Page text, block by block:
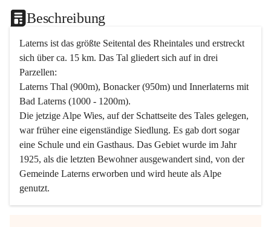
Beschreibung
Laterns ist das größte Seitental des Rheintales und erstreckt
sich über ca. 15 km. Das Tal gliedert sich auf in drei
Parzellen:
Laterns Thal (900m), Bonacker (950m) und Innerlaterns mit
Bad Laterns (1000 - 1200m).
Die jetzige Alpe Wies, auf der Schattseite des Tales gelegen,
war früher eine eigenständige Siedlung. Es gab dort sogar
eine Schule und ein Gasthaus. Das Gebiet wurde im Jahr
1925, als die letzten Bewohner ausgewandert sind, von der
Gemeinde Laterns erworben und wird heute als Alpe
genutzt.